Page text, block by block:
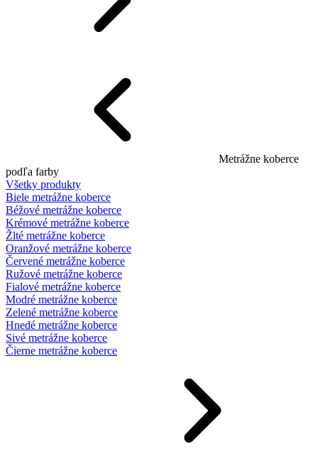
Metrážne koberce
podľa farby
Všetky produkty
Biele metrážne koberce
Béžové metrážne koberce
Krémové metrážne koberce
Žlté metrážne koberce
Oranžové metrážne koberce
Červené metrážne koberce
Ružové metrážne koberce
Fialové metrážne koberce
Modré metrážne koberce
Zelené metrážne koberce
Hnedé metrážne koberce
Sivé metrážne koberce
Čierne metrážne koberce